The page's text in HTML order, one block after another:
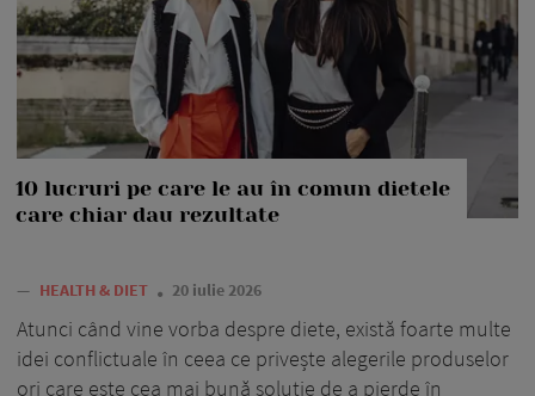
10 lucruri pe care le au în comun dietele
care chiar dau rezultate
— HEALTH & DIET 20 iulie 2026
Atunci când vine vorba despre diete, există foarte multe
idei conflictuale în ceea ce privește alegerile produselor
ori care este cea mai bună soluție de a pierde în